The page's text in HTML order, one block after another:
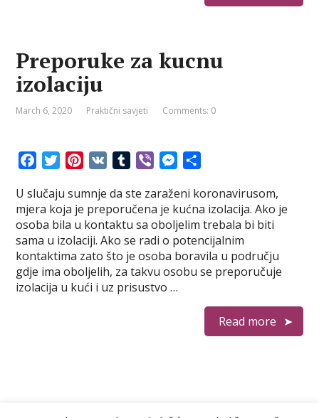
Preporuke za kucnu
izolaciju
March 6, 2020 Praktični savjeti Comments: 0
c
e
b
o
o
k
T
i
t
t
e
r
n
t
e
r
e
s
m
b
l
r
b
e
r
M
s
s
e
n
g
a
r
e
U slučaju sumnje da ste zaraženi koronavirusom,
mjera koja je preporučena je kućna izolacija. Ako je
osoba bila u kontaktu sa oboljelim trebala bi biti
sama u izolaciji. Ako se radi o potencijalnim
kontaktima zato što je osoba boravila u području
gdje ima oboljelih, za takvu osobu se preporučuje
izolacija u kući i uz prisustvo …
Read more